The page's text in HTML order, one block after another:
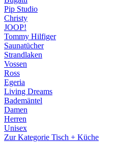
Pip Studio
Christy
JOOP!
Tommy Hilfiger
Saunatücher
Strandlaken
Vossen
Ross
Egeria
Living Dreams
Bademäntel
Damen
Herren
Unisex
Zur Kategorie Tisch + Küche